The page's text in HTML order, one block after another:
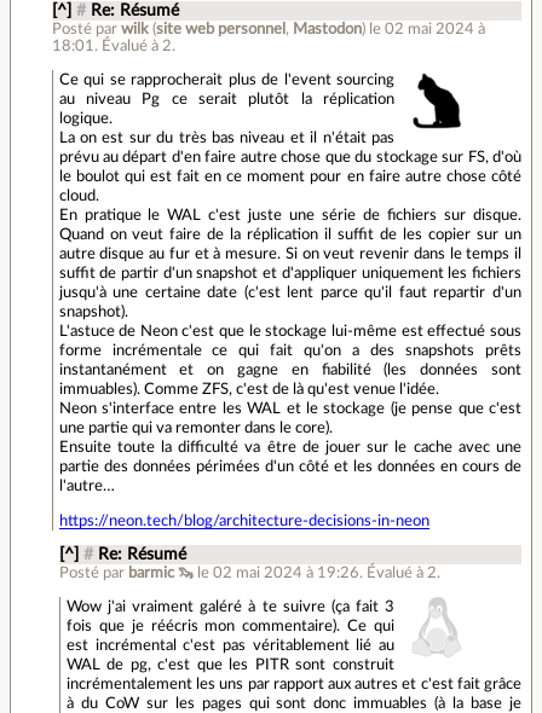
[^] # Re: Résumé
Posté par wilk(site web personnel , Mastodon) le 02 mai 2024 à
18:01 . Évalué à 2.
Ce qui se rapprocherait plus de l'event sourcing
au niveau Pg ce serait plutôt la réplication
logique.
La on est sur du très bas niveau et il n'était pas
prévu au départ d'en faire autre chose que du stockage sur FS, d'où
le boulot qui est fait en ce moment pour en faire autre chose côté
cloud.
En pratique le WAL c'est juste une série de fichiers sur disque.
Quand on veut faire de la réplication il suffit de les copier sur un
autre disque au fur et à mesure. Si on veut revenir dans le temps il
suffit de partir d'un snapshot et d'appliquer uniquement les fichiers
jusqu'à une certaine date (c'est lent parce qu'il faut repartir d'un
snapshot).
L'astuce de Neon c'est que le stockage lui-même est effectué sous
forme incrémentale ce qui fait qu'on a des snapshots prêts
instantanément et on gagne en fiabilité (les données sont
immuables). Comme ZFS, c'est de là qu'est venue l'idée.
Neon s'interface entre les WAL et le stockage (je pense que c'est
une partie qui va remonter dans le core).
Ensuite toute la difficulté va être de jouer sur le cache avec une
partie des données périmées d'un côté et les données en cours de
l'autre…
https://neon.tech/blog/architecture-decisions-in-neon
[^] # Re: Résumé
Posté par barmic 🦦 le 02 mai 2024 à 19:26. Évalué à 2.
Wow j'ai vraiment galéré à te suivre (ça fait 3
fois que je réécris mon commentaire). Ce qui
est incrémental c'est pas véritablement lié au
WAL de pg, c'est que les PITR sont construit
incrémentalement les uns par rapport aux autres et c'est fait grâce
à du CoW sur les pages qui sont donc immuables (à la base je